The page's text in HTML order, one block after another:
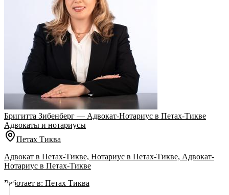
Бригитта Зибенберг — Адвокат-Нотариус в Петах-Тикве
Адвокаты и нoтариусы
Петах Тиква
Адвокат в Петах-Тикве, Нотариус в Петах-Тикве, Адвокат-
Нотариус в Петах-Тикве
Работает в: Петах Тиква